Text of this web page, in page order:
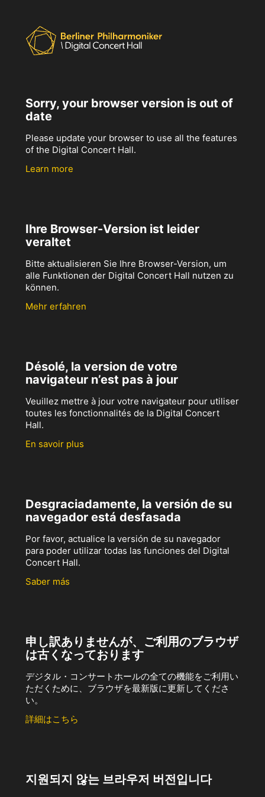
Sorry, your browser version is out of
date
Please update your browser to use all the features
of the Digital Concert Hall.
Learn more
Ihre Browser-Version ist leider
veraltet
Bitte aktualisieren Sie Ihre Browser-Version, um
alle Funktionen der Digital Concert Hall nutzen zu
können.
Mehr erfahren
Désolé, la version de votre
navigateur n’est pas à jour
Veuillez mettre à jour votre navigateur pour utiliser
toutes les fonctionnalités de la Digital Concert
Hall.
En savoir plus
Desgraciadamente, la versión de su
navegador está desfasada
Por favor, actualice la versión de su navegador
para poder utilizar todas las funciones del Digital
Concert Hall.
Saber más
申し訳ありませんが、ご利用のブラウザ
は古くなっております
デジタル・コンサートホールの全ての機能をご利用い
ただくために、ブラウザを最新版に更新してくださ
い。
詳細はこちら
지원되지 않는 브라우저 버전입니다